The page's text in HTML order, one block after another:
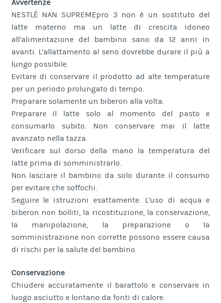
Avvertenze
NESTLÉ NAN SUPREMEpro 3 non è un sostituto del
latte materno ma un latte di crescita idoneo
all’alimentazione del bambino sano da 12 anni in
avanti. L’allattamento al seno dovrebbe durare il più a
lungo possibile.
Evitare di conservare il prodotto ad alte temperature
per un periodo prolungato di tempo.
Preparare solamente un biberon alla volta.
Preparare il latte solo al momento del pasto e
consumarlo subito. Non conservare mai il latte
avanzato nella tazza.
Verificare sul dorso della mano la temperatura del
latte prima di somministrarlo.
Non lasciare il bambino da solo durante il consumo
per evitare che soffochi.
Seguire le istruzioni esattamente. L’uso di acqua e
biberon non bolliti, la ricostituzione, la conservazione,
la manipolazione, la preparazione o la
somministrazione non corrette possono essere causa
di rischi per la salute del bambino.
Conservazione
Chiudere accuratamente il barattolo e conservare in
luogo asciutto e lontano da fonti di calore.